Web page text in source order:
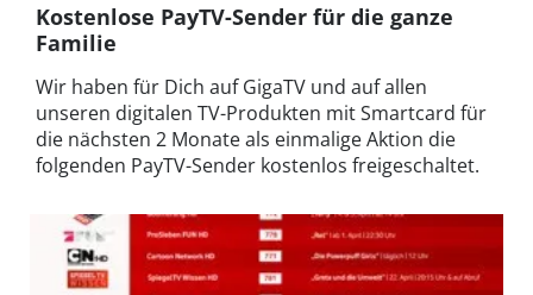
Kostenlose PayTV-Sender für die ganze
Familie
Wir haben für Dich auf GigaTV und auf allen
unseren digitalen TV-Produkten mit Smartcard für
die nächsten 2 Monate als einmalige Aktion die
folgenden PayTV-Sender kostenlos freigeschaltet.